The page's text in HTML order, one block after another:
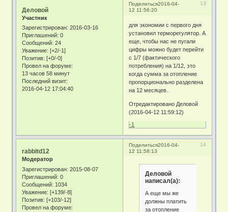
Поделиться 13
2016-04-
12 11:56:20
Деловой
Участник
Зарегистрирован: 2016-03-16
Приглашений: 0
Сообщений: 24
Уважение: [+2/-1]
Позитив: [+0/-0]
Провел на форуме:
13 часов 58 минут
Последний визит:
2016-04-12 17:04:40
для экономии с первого дня
установил терморегулятор. А
еще, чтобы нас не пугали
цифры можно будет перейти
с 1/7 (фактического
потребления) на 1/12, это
когда сумма за отопление
пропорционально разделена
на 12 месяцев.
Отредактировано Деловой
(2016-04-12 11:59:12)
-1
Поделиться 14
2016-04-
12 11:58:13
rabbitd12
Модератор
Зарегистрирован: 2015-08-07
Приглашений: 0
Сообщений: 1034
Уважение: [+139/-8]
Позитив: [+103/-12]
Провел на форуме:
Деловой
написал(а):
А еще мы же
должны платить
за отопление